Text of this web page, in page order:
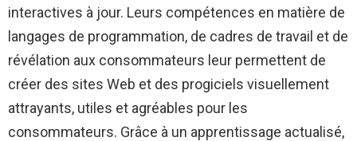
interactives à jour. Leurs compétences en matière de
langages de programmation, de cadres de travail et de
révélation aux consommateurs leur permettent de
créer des sites Web et des progiciels visuellement
attrayants, utiles et agréables pour les
consommateurs. Grâce à un apprentissage actualisé,